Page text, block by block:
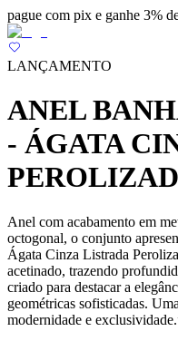
pague com pix e ganhe 3%
LANÇAMENTO
ANEL
- ÁGATA
Anel com acabamento em
octogonal, o conjunto
Ágata Cinza Listrada
acetinado, trazendo
criado para destacar a
geométricas sofisticadas.
modernidade e